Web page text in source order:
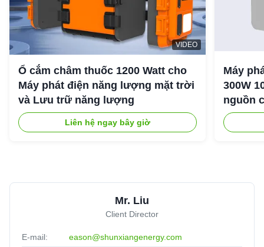
VIDEO
Ổ cắm châm thuốc 1200 Watt cho
Máy phát điện năng lượng mặt trời
và Lưu trữ năng lượng
Liên hệ ngay bây giờ
Máy
300W
nguồn
ngoài
Mr. Liu
Client Director
E-mail: eason@shunxiangenergy.com